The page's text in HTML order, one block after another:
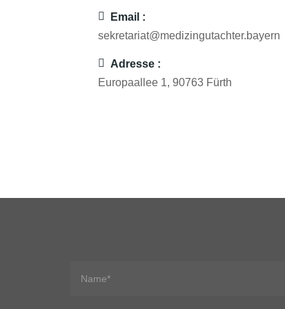
Email :
sekretariat@medizingutachter.bayern
Adresse :
Europaallee 1, 90763 Fürth